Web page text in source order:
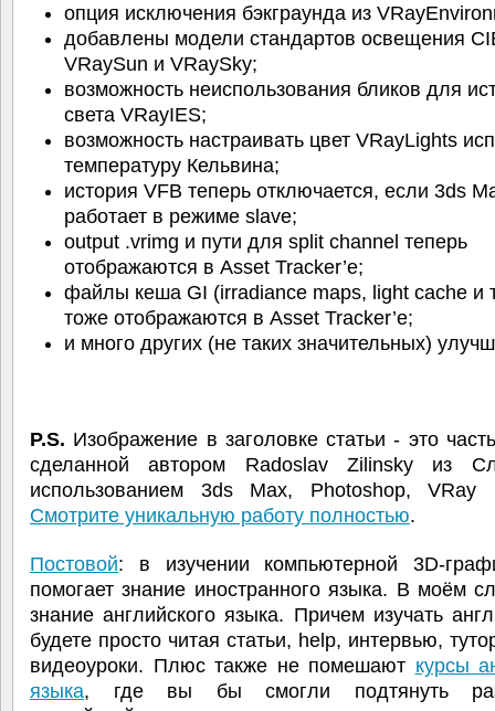
опция исключения бэкграунда из
добавлены модели стандартов освещения
VRaySun и VRaySky;
возможность неиспользования бликов для
света VRayIES;
возможность настраивать цвет VRayLights
температуру Кельвина;
история VFB теперь отключается, если 3ds
работает в режиме slave;
output .vrimg и пути для split channel теперь
отображаются в Asset Tracker’е;
файлы кеша GI (irradiance maps, light cache и
тоже отображаются в Asset Tracker’е;
и много других (не таких значительных)
P.S. Изображение в заголовке статьи - это
сделанной автором Radoslav Zilinsky из
использованием 3ds Max, Photoshop, VRay
Смотрите уникальную работу полностью.
Постовой: в изучении компьютерной 3D-
помогает знание иностранного языка. В моём
знание английского языка. Причем изучать
будете просто читая статьи, help, интервью,
видеоуроки. Плюс также не помешают курсы
языка, где вы бы смогли подтянуть